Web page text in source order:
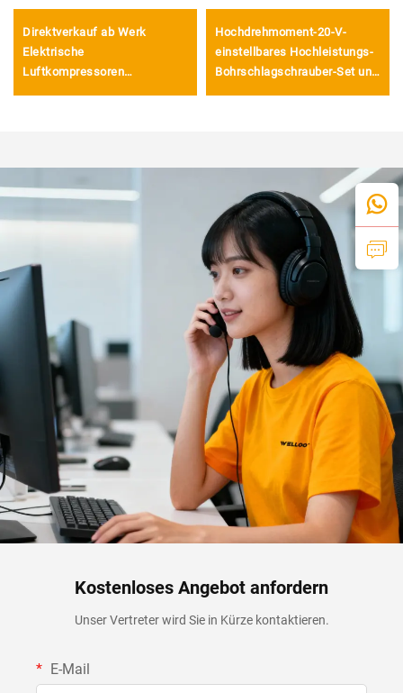
Direktverkauf ab Werk
Elektrische
Luftkompressoren
Hochdrehmoment-20-V-
einstellbares Hochleistungs-
Bohrschlagschrauber-Set und
Kostenloses Angebot anfordern
Unser Vertreter wird Sie in Kürze kontaktieren.
E-Mail